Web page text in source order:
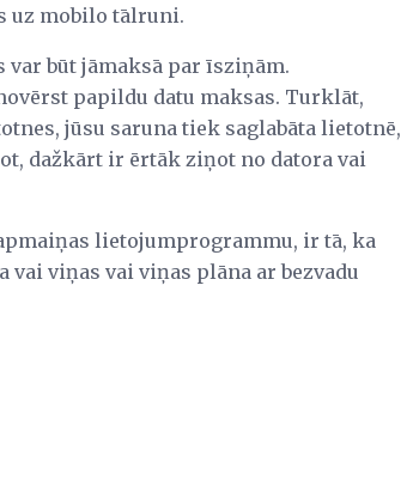
uz mobilo tālruni.
var būt jāmaksā par īsziņām.
papildu datu maksas. Turklāt,
jūsu saruna tiek saglabāta lietotnē,
dažkārt ir ērtāk ziņot no datora vai
lietojumprogrammu, ir tā, ka
viņas vai viņas plāna ar bezvadu